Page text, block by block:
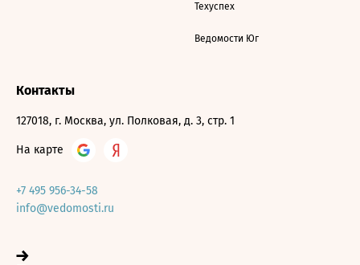
Техуспех
Ведомости Юг
Контакты
127018, г. Москва, ул. Полковая, д. 3, стр. 1
На карте
+7 495 956-34-58
info@vedomosti.ru